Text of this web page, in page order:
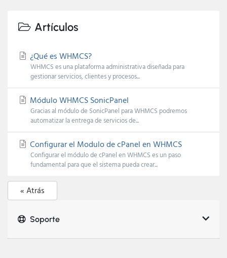
Artículos
¿Qué es WHMCS?
WHMCS es una plataforma administrativa diseñada para
gestionar servicios, clientes y procesos...
Módulo WHMCS SonicPanel
Gracias al módulo de SonicPanel para WHMCS podremos
automatizar la entrega de servicios de...
Configurar el Modulo de cPanel en WHMCS
Configurar el módulo de cPanel en WHMCS es un paso
fundamental para que el sistema pueda crear...
« Atrás
Soporte